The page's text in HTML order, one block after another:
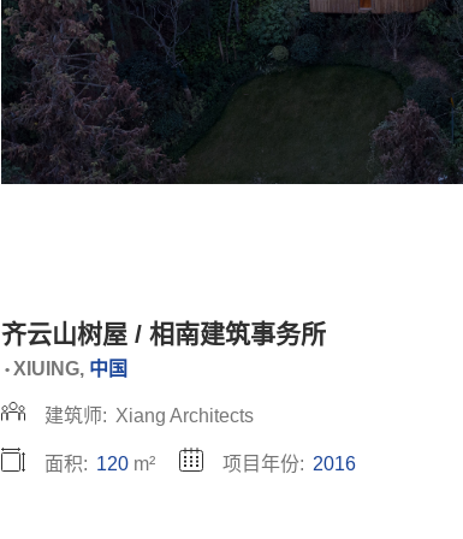
齐云山树屋 / 相南建筑事务所
• XIUING, 中国
建筑师: Xiang Architects
面积: 120 m² 项目年份: 2016